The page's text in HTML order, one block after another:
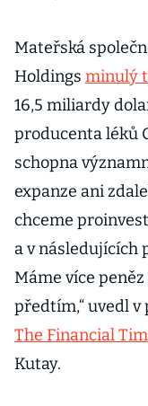
Mateřská
Holdings minulý
16,5 miliardy
producenta léků
schopna
expanze ani
chceme
a v následujících
Máme více
předtím,“ uvedl
The Financial
Kutay.